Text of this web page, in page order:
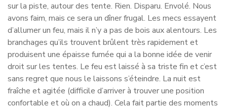
sur la piste, autour des tente. Rien. Disparu. Envolé. Nous
avons faim, mais ce sera un dîner frugal. Les mecs essayent
d’allumer un feu, mais il n’y a pas de bois aux alentours. Les
branchages qu’ils trouvent brûlent très rapidement et
produisent une épaisse fumée qui a la bonne idée de venir
droit sur les tentes. Le feu est laissé à sa triste fin et c’est
sans regret que nous le laissons s’éteindre. La nuit est
fraîche et agitée (difficile d’arriver à trouver une position
confortable et où on a chaud). Cela fait partie des moments